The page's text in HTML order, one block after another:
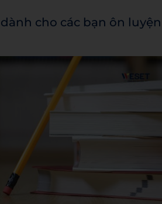
dành cho các bạn ôn luyện